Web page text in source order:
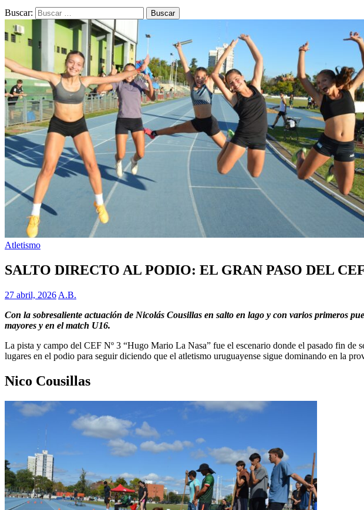
Buscar:
Atletismo
SALTO DIRECTO AL PODIO: EL GRAN PASO DEL
27 abril, 2026 A.B.
Con la sobresaliente actuación de Nicolás Cousillas en salto en lago y con varios primeros
mayores y en el match U16.
La pista y campo del CEF Nº 3 “Hugo Mario La Nasa” fue el escenario donde el pasado fin
lugares en el podio para seguir diciendo que el atletismo uruguayense sigue dominando en la
Nico Cousillas